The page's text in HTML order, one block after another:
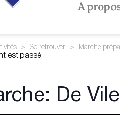
A
> Se retrouver > Marche
est passé.
De